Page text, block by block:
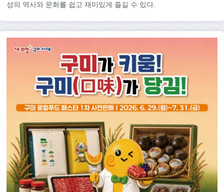
성의 역사와 문화를 쉽고 재미있게 즐길 수 있다.